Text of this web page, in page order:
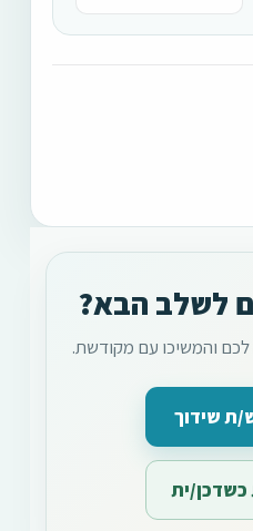
לשלב הבא?
והמשיכו עם מקודשת.
ת שידוך
ית